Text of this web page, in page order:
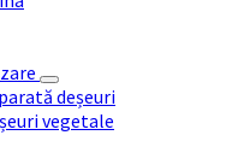
deșeuri
vegetale